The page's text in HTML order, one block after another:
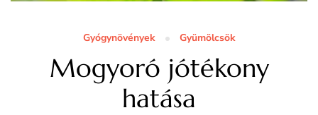
Gyógynövények Gyümölcsök
Mogyoró jótékony
hatása